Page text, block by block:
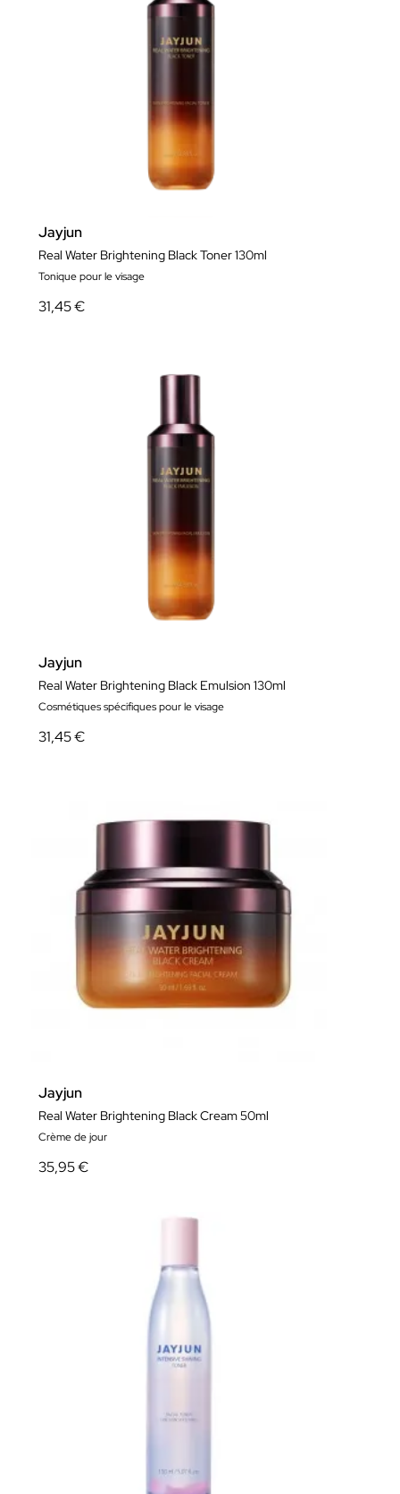
Jayjun
Real Water Brightening Black Toner 130ml
Tonique pour le visage
31,45 €
Jayjun
Real Water Brightening Black Emulsion 130ml
Cosmétiques spécifiques pour le visage
31,45 €
Jayjun
Real Water Brightening Black Cream 50ml
Crème de jour
35,95 €